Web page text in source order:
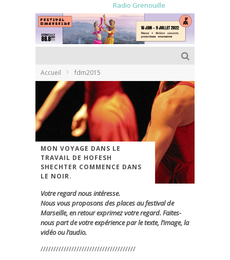
Radio Grenouille
Accueil fdm2015
MON VOYAGE DANS LE
TRAVAIL DE HOFESH
SHECHTER COMMENCE DANS
LE NOIR.
Votre regard nous intéresse.
Nous vous proposons des places au festival de
Marseille, en retour exprimez votre regard. Faites-
nous part de votre expérience par le texte, l’image, la
vidéo ou l’audio.
/////////////////////////////////////